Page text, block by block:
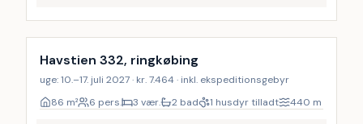
Havstien 332, ringkøbing
uge: 10.–17. juli 2027 · kr. 7.464 · inkl. ekspeditionsgebyr
86 m² 6 pers. 3 vær. 2 bad 1 husdyr tilladt 440 m